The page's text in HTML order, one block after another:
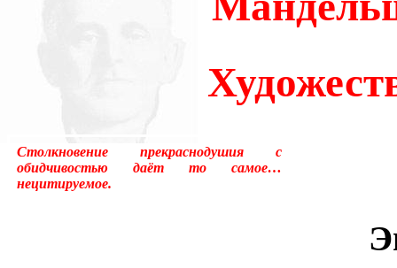
что не понятно.Прошу
«подсознательный» в
менять в тысячах мест,
применение слова
Столкновение прекраснодушия с
обидчивостью даёт то самое…
нецитируемое.